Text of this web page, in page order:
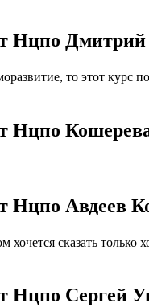
Нцпо
то этот курс
Нцпо
Нцпо Авдеев
хочется сказать
Нцпо Сергей